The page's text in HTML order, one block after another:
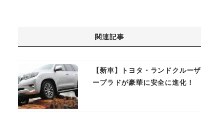
関連記事
【新車】トヨタ・ランドクルーザ
ープラドが豪華に安全に進化！